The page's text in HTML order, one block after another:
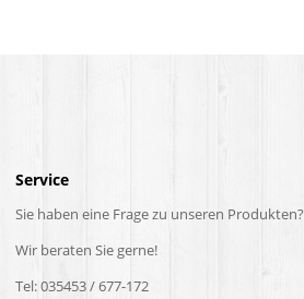
Service
Sie haben eine Frage zu unseren Produkten?
Wir beraten Sie gerne!
Tel: 035453 / 677-172